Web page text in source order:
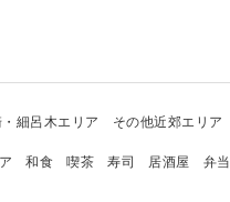
細呂木エリア その他近郊エリア
和食 喫茶 寿司 居酒屋 弁当